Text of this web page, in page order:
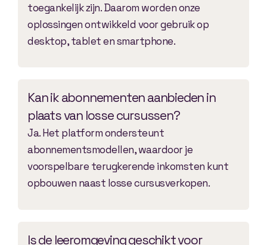
toegankelijk zijn. Daarom worden onze
oplossingen ontwikkeld voor gebruik op
desktop, tablet en smartphone.
Kan ik abonnementen aanbieden in
plaats van losse cursussen?
Ja. Het platform ondersteunt
abonnementsmodellen, waardoor je
voorspelbare terugkerende inkomsten kunt
opbouwen naast losse cursusverkopen.
Is de leeromgeving geschikt voor